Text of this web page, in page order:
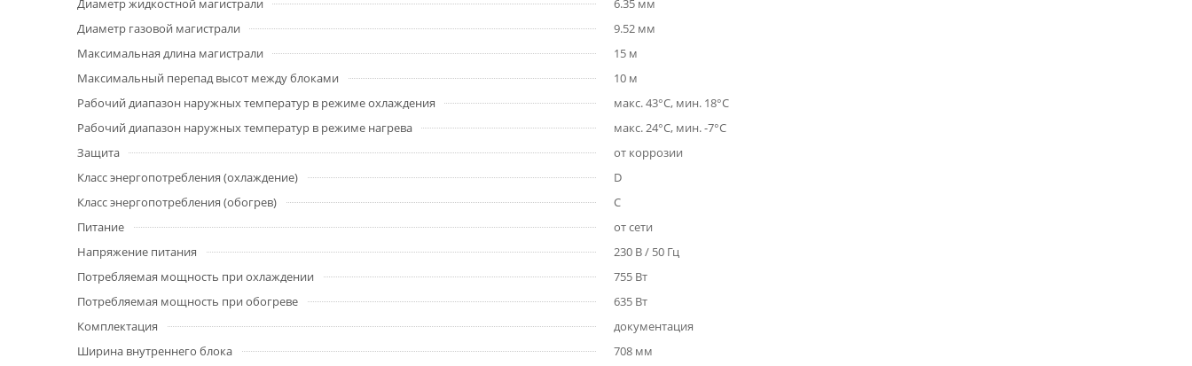
Диаметр жидкостной магистрали
6.35 мм
Диаметр газовой магистрали
9.52 мм
Максимальная длина магистрали
15 м
Максимальный перепад высот между блоками
10 м
Рабочий диапазон наружных температур в режиме охлаждения
макс. 43°С, мин. 18°С
Рабочий диапазон наружных температур в режиме нагрева
макс. 24°С, мин. -7°С
Защита
от коррозии
Класс энергопотребления (охлаждение)
D
Класс энергопотребления (обогрев)
C
Питание
от сети
Напряжение питания
230 В / 50 Гц
Потребляемая мощность при охлаждении
755 Вт
Потребляемая мощность при обогреве
635 Вт
Комплектация
документация
Ширина внутреннего блока
708 мм